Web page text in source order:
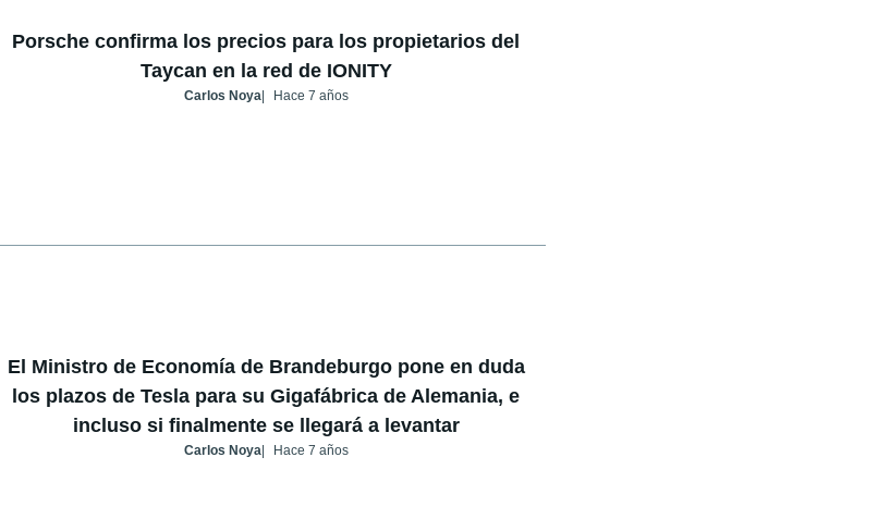
Porsche confirma los precios para los propietarios del
Taycan en la red de IONITY
Carlos Noya Hace 7 años
El Ministro de Economía de Brandeburgo pone en duda
los plazos de Tesla para su Gigafábrica de Alemania, e
incluso si finalmente se llegará a levantar
Carlos Noya Hace 7 años